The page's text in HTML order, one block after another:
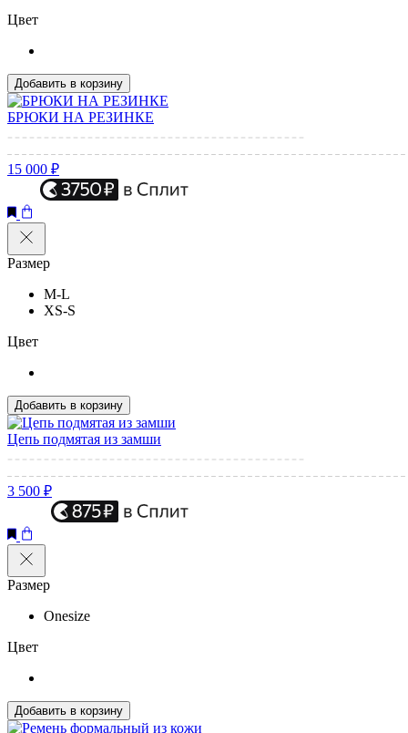
Цвет
Добавить в корзину
БРЮКИ НА РЕЗИНКЕ
15 000 ₽
Размер
M-L
XS-S
Цвет
Добавить в корзину
Цепь подмятая из замши
3 500 ₽
Размер
Onesize
Цвет
Добавить в корзину